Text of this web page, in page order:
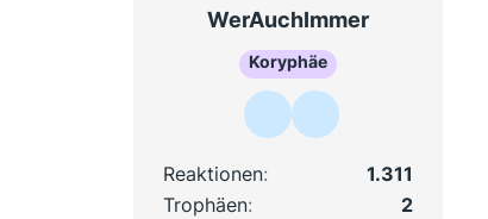
WerAuchImmer
Koryphäe
Reaktionen
1.311
Trophäen
2